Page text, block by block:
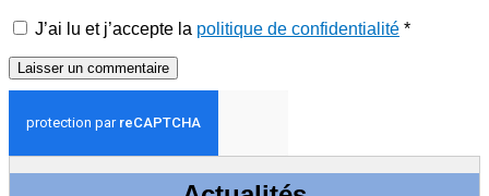
J’ai lu et j’accepte la politique de confidentialité *